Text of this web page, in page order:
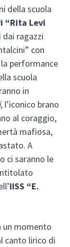
della scuola
“Rita Levi
dai ragazzi
con
performance
scuola
in
, l’iconico brano
al coraggio,
mafiosa,
A
ci saranno le
IISS “E.
un momento
canto lirico di